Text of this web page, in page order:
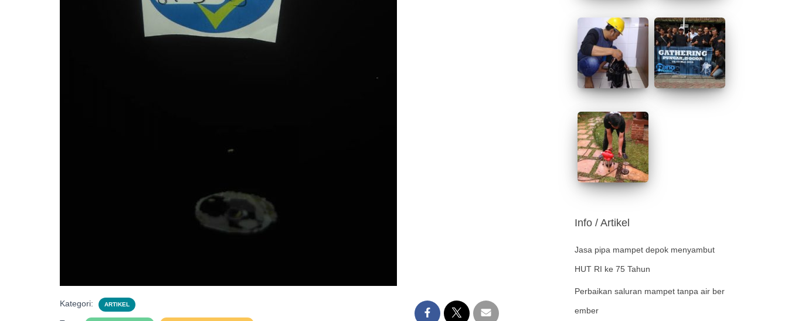
Kategori: ARTIKEL
Info / Artikel
Jasa pipa mampet depok menyambut
HUT RI ke 75 Tahun
Perbaikan saluran mampet tanpa air ber
ember